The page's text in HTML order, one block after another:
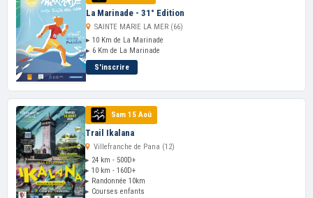
La Marinade - 31° Edition
SAINTE MARIE LA MER (66)
▸ 10 Km de La Marinade
▸ 6 Km de La Marinade
S'inscrire
Sam 15 Aoû
Trail Ikalana
Villefranche de Pana (12)
▸ 24 km - 500D+
▸ 10 km - 160D+
▸ Randonnée 10km
▸ Courses enfants